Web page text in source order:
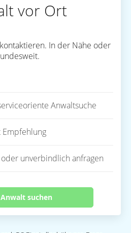
vor Ort
In der Nähe oder
Anwaltsuche
Empfehlung
unverbindlich anfragen
suchen